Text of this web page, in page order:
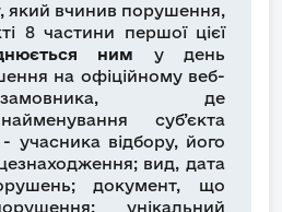
який вчинив порушення,
8 частини першої цієї
ним у день
на офіційному веб-
де
суб’єкта
учасника відбору, його
вид, дата
документ, що
унікальний